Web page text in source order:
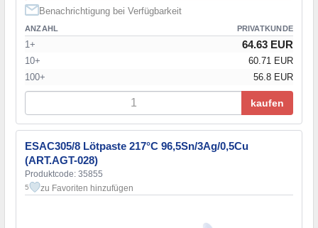
Benachrichtigung bei Verfügbarkeit
ANZAHL PRIVATKUNDE
1+ 64.63 EUR
10+
60.71 EUR
100+
56.8 EUR
kaufen
ESAC305/8 Lötpaste 217°C 96,5Sn/3Ag/0,5Cu
(ART.AGT-028)
Produktcode: 35855
5 zu Favoriten hinzufügen